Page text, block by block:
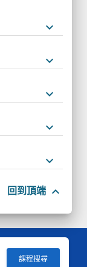
keyboard_arrow_down
keyboard_arrow_down
keyboard_arrow_down
keyboard_arrow_down
keyboard_arrow_down
回到頂端 keyboard_arrow_up
課程搜尋